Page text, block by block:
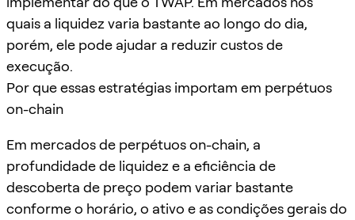
quais a liquidez varia bastante ao longo do dia,
porém, ele pode ajudar a reduzir custos de
execução.
Por que essas estratégias importam em perpétuos
on-chain
Em mercados de perpétuos on-chain, a
profundidade de liquidez e a eficiência de
descoberta de preço podem variar bastante
conforme o horário, o ativo e as condições gerais do